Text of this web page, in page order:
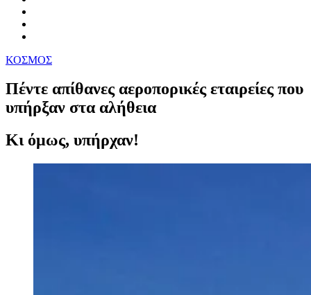
ΚΟΣΜΟΣ
Πέντε απίθανες αεροπορικές εταιρείες που
υπήρξαν στα αλήθεια
Κι όμως, υπήρχαν!